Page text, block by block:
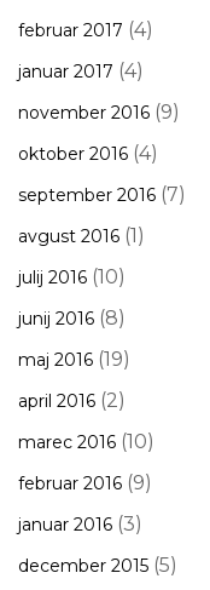
februar 2017 (4)
januar 2017 (4)
november 2016 (9)
oktober 2016 (4)
september 2016 (7)
avgust 2016 (1)
julij 2016 (10)
junij 2016 (8)
maj 2016 (19)
april 2016 (2)
marec 2016 (10)
februar 2016 (9)
januar 2016 (3)
december 2015 (5)